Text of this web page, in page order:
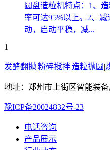
圆盘造粒机特点：1、
率可达95%以上。2、
动，启动平稳，减...
1
发酵翻抛|粉碎搅拌|造粒抛圆 |
地址：郑州市上街区智能装备
豫ICP备20024832号-23
电话咨询
产品展示